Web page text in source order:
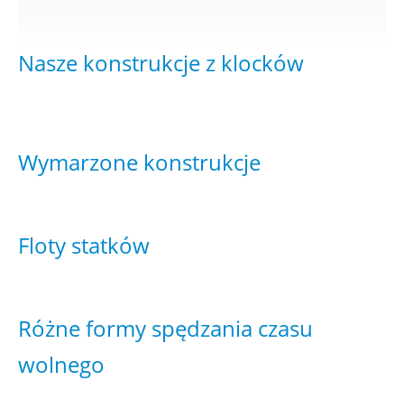
Nasze konstrukcje z klocków
Wymarzone konstrukcje
Floty statków
Różne formy spędzania czasu
wolnego